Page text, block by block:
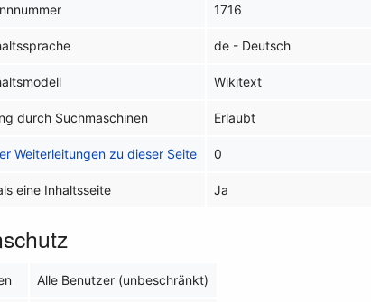
1716
de - Deutsch
Wikitext
durch Suchmaschinen Erlaubt
Weiterleitungen zu dieser Seite 0
eine Inhaltsseite Ja
Alle Benutzer (unbeschränkt)